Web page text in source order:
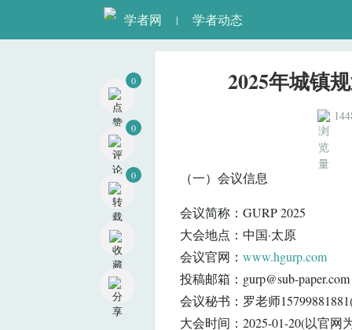
学者网 | 学者动态
0
0
0
2025年城镇
（一）会议信息
会议简称：GURP 2025
大会地点：中国·太原
会议官网： www.hgurp.com
投稿邮箱：gurp@sub-paper.com
会议秘书：罗老师
大会时间：2025-01-20(以官网